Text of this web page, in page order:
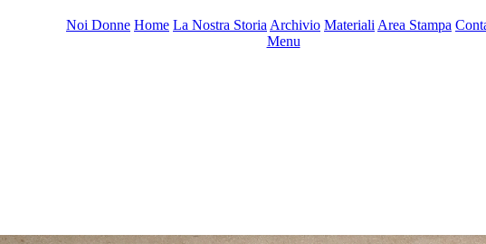
Noi Donne Home La Nostra Storia Archivio Materiali Area Stampa
Menu